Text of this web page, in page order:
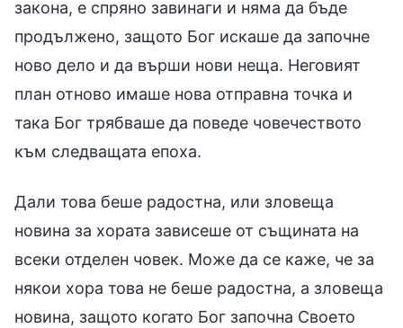
закона, е спряно завинаги и няма да бъде
продължено, защото Бог искаше да започне
ново дело и да върши нови неща. Неговият
план отново имаше нова отправна точка и
така Бог трябваше да поведе човечеството
към следващата епоха.
Дали това беше радостна, или зловеща
новина за хората зависеше от същината на
всеки отделен човек. Може да се каже, че за
някои хора това не беше радостна, а зловеща
новина, защото когато Бог започна Своето